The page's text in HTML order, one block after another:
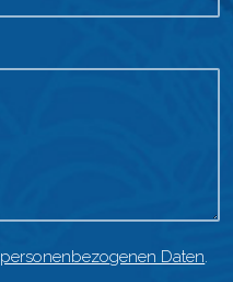
personenbezogenen Daten.